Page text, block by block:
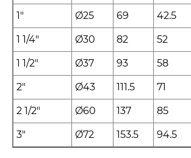
1" Ø25 69 42.5
1 1/4" Ø30 82 52
1 1/2" Ø37 93 58
2" Ø43 111.5 71
2 1/2" Ø60 137 85
3" Ø72 153.5 94.5